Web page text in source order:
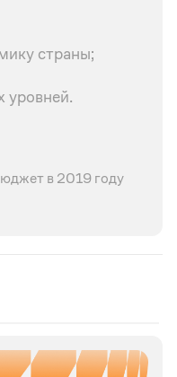
страны;
уровней.
в 2019 году